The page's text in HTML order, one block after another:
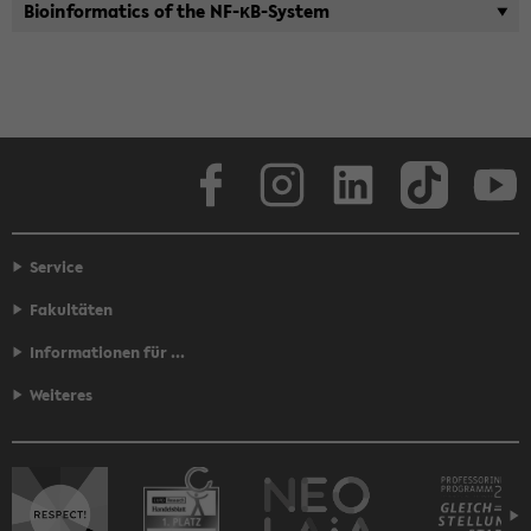
Bioin­for­mat­ics of the NF-κB-​System
Face­book LinkedIn
Service
Fakultäten
Informationen für ...
Weiteres